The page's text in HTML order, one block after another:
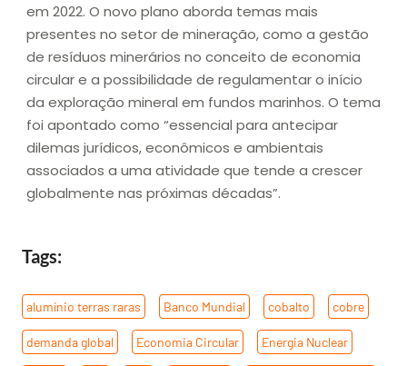
em 2022. O novo plano aborda temas mais
presentes no setor de mineração, como a gestão
de resíduos minerários no conceito de economia
circular e a possibilidade de regulamentar o início
da exploração mineral em fundos marinhos. O tema
foi apontado como “essencial para antecipar
dilemas jurídicos, econômicos e ambientais
associados a uma atividade que tende a crescer
globalmente nas próximas décadas”.
Tags:
alumínio terras raras Banco Mundial cobalto cobre
demanda global Economia Circular Energia Nuclear